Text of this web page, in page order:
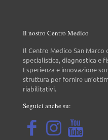
Il nostro Centro Medico
Il Centro Medico San
specialistica, diagnostica e
Esperienza e innovazione
struttura per fornire
riabilitativi.
Seguici anche su: